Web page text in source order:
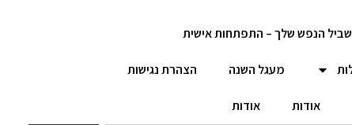
הנפש שלך – התפתחות אישית
מעגל השנה הצהרת נגישות
אודות אודות